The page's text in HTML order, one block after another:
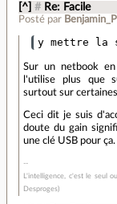
[^] # Re: Facile
Posté par
Sur un netbook
l'utilise plus que
surtout sur
Ceci dit je suis
doute du gain
une clé USB pour ça.
L'intelligence, c'est le seul
Desproges)